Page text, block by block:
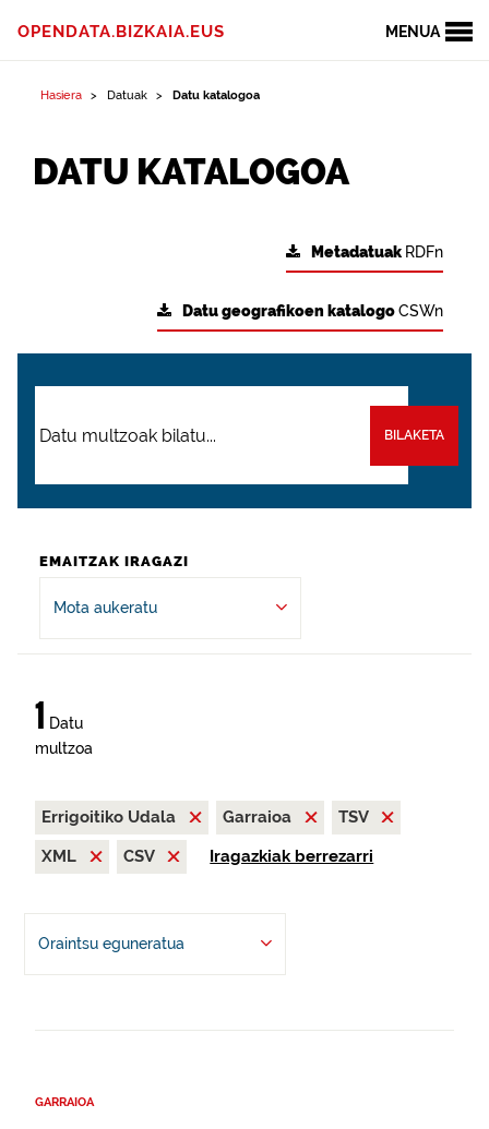
MENUA
OPENDATA.BIZKAIA.EUS
Hasiera Datuak Datu katalogoa
DATU KATALOGOA
Metadatuak RDFn
Datu geografikoen katalogoCSWn
BILAKETA
EMAITZAK IRAGAZI
Mota aukeratu
1 Datu
multzoa
Errigoitiko Udala Garraioa
TSV
XML
CSV Iragazkiak berrezarri
Oraintsu eguneratua
GARRAIOA